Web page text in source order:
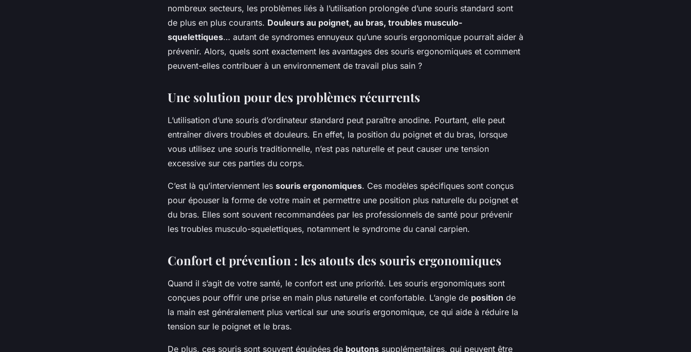
nombreux secteurs, les problèmes liés à l’utilisation prolongée d’une souris standard sont
de plus en plus courants. Douleurs au poignet, au bras, troubles musculo-
squelettiques… autant de syndromes ennuyeux qu’une souris ergonomique pourrait aider à
prévenir. Alors, quels sont exactement les avantages des souris ergonomiques et comment
peuvent-elles contribuer à un environnement de travail plus sain ?
Une solution pour des problèmes récurrents
L’utilisation d’une souris d’ordinateur standard peut paraître anodine. Pourtant, elle peut
entraîner divers troubles et douleurs. En effet, la position du poignet et du bras, lorsque
vous utilisez une souris traditionnelle, n’est pas naturelle et peut causer une tension
excessive sur ces parties du corps.
C’est là qu’interviennent les souris ergonomiques. Ces modèles spécifiques sont conçus
pour épouser la forme de votre main et permettre une position plus naturelle du poignet et
du bras. Elles sont souvent recommandées par les professionnels de santé pour prévenir
les troubles musculo-squelettiques, notamment le syndrome du canal carpien.
Confort et prévention : les atouts des souris ergonomiques
Quand il s’agit de votre santé, le confort est une priorité. Les souris ergonomiques sont
conçues pour offrir une prise en main plus naturelle et confortable. L’angle de position de
la main est généralement plus vertical sur une souris ergonomique, ce qui aide à réduire la
tension sur le poignet et le bras.
De plus, ces souris sont souvent équipées de boutons supplémentaires, qui peuvent être